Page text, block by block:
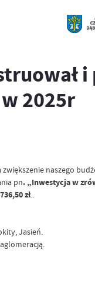
2025r
naszego
pn. „Inwestycja w
zł..
Jasień.